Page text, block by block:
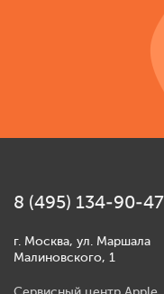
8 (495) 134-90-47
г. Москва, ул. Маршала
Малиновского, 1